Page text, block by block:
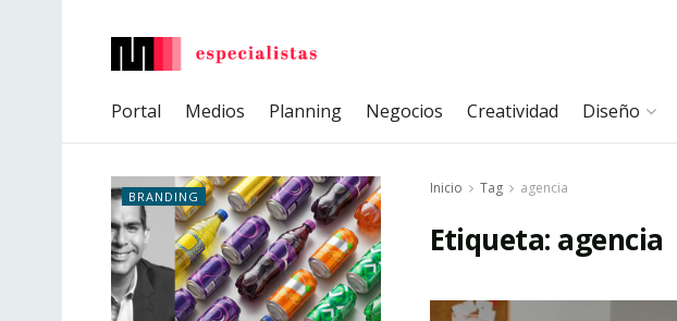
Portal Medios Planning Negocios Creatividad Diseño
Inicio Tag agencia
Etiqueta: agencia
BRANDING